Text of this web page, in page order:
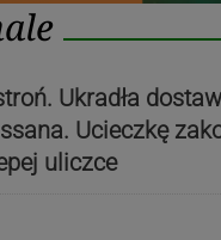
Ukradła
Ucieczkę
uliczce